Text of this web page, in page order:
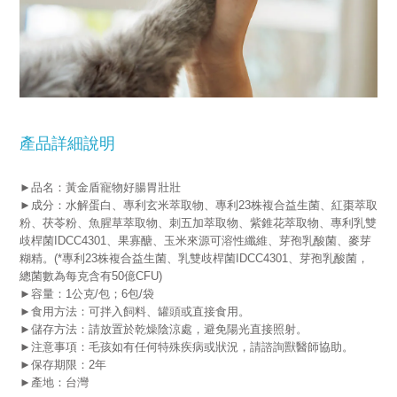
產品詳細說明
►品名：黃金盾寵物好腸胃壯壯
►成分：水解蛋白、專利玄米萃取物、專利23株複合益生菌、紅棗萃取
粉、茯苓粉、魚腥草萃取物、刺五加萃取物、紫錐花萃取物、專利乳雙
歧桿菌IDCC4301、果寡醣、玉米來源可溶性纖維、芽孢乳酸菌、麥芽
糊精。(*專利23株複合益生菌、乳雙歧桿菌IDCC4301、芽孢乳酸菌，
總菌數為每克含有50億CFU)
►容量：1公克/包；6包/袋
►食用方法：可拌入飼料、罐頭或直接食用。
►儲存方法：請放置於乾燥陰涼處，避免陽光直接照射。
►注意事項：毛孩如有任何特殊疾病或狀況，請諮詢獸醫師協助。
►保存期限：2年
►產地：台灣